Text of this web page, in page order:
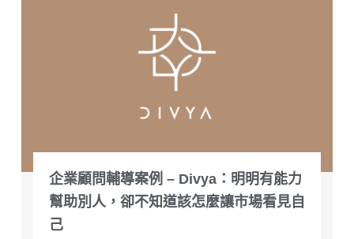
企業顧問輔導案例 – Divya：明明有能力
幫助別人，卻不知道該怎麼讓市場看見自
己